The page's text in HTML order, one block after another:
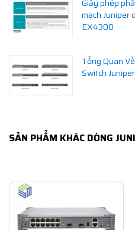
Giấy phép
mạch Juniper
EX4300
Tổng Quan
Switch
SẢN PHẨM KHÁC DÒNG